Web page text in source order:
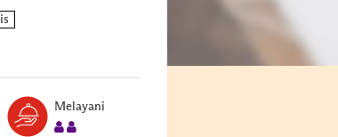
Melayani